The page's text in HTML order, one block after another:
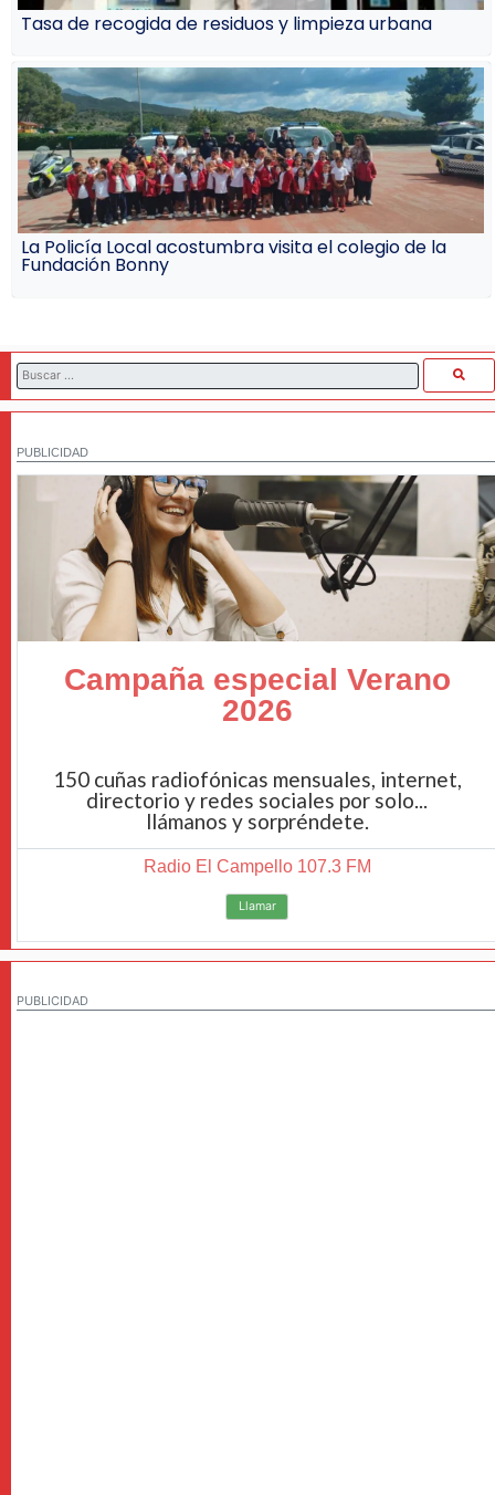
Tasa de recogida de residuos y limpieza urbana
La Policía Local acostumbra visita el colegio de la
Fundación Bonny
PUBLICIDAD
Campaña especial Verano
2026
150 cuñas radiofónicas mensuales, internet,
directorio y redes sociales por solo...
llámanos y sorpréndete.
Radio El Campello 107.3 FM
Llamar
PUBLICIDAD